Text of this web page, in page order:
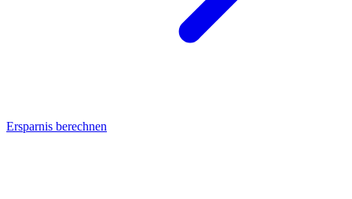
Ersparnis berechnen